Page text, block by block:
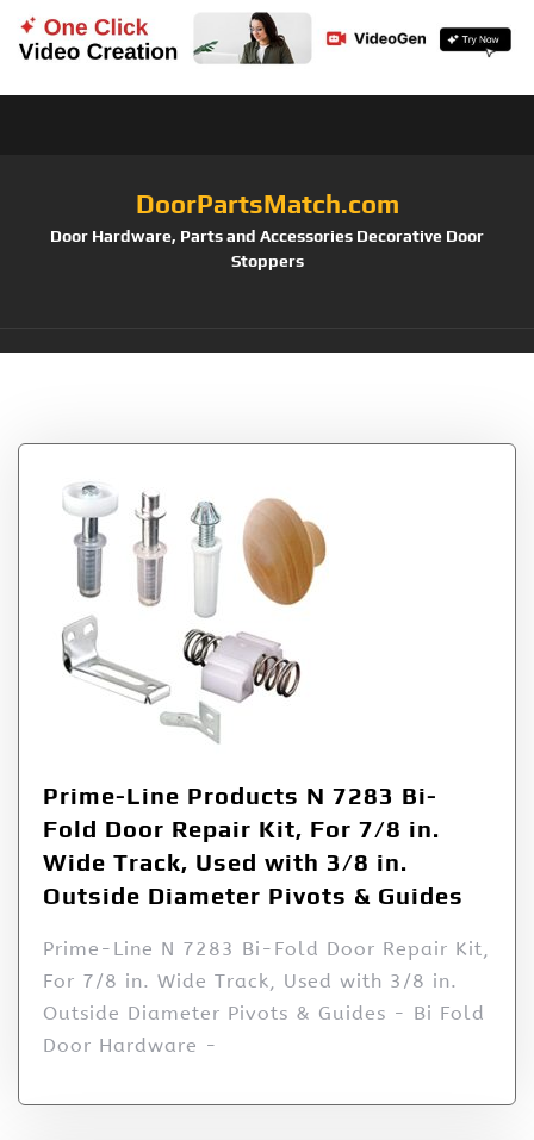
DoorPartsMatch.com
Door Hardware, Parts and Accessories Decorative Door
Stoppers
Prime-Line Products N 7283 Bi-
Fold Door Repair Kit, For 7/8 in.
Wide Track, Used with 3/8 in.
Outside Diameter Pivots & Guides
Prime-Line N 7283 Bi-Fold Door Repair Kit,
For 7/8 in. Wide Track, Used with 3/8 in.
Outside Diameter Pivots & Guides - Bi Fold
Door Hardware -